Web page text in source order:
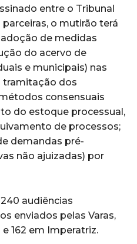
entre o Tribunal
o mutirão terá
de medidas
do acervo de
e municipais) nas
tramitação dos
consensuais
do estoque processual,
de processos;
demandas pré-
não ajuizadas) por
audiências
enviados pelas Varas,
162 em Imperatriz.